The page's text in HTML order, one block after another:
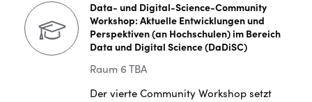
Data- und Digital-Science-Community
Workshop: Aktuelle Entwicklungen und
Perspektiven (an Hochschulen) im Bereich
Data und Digital Science (DaDiSC)
Raum 6 TBA
Der vierte Community Workshop setzt